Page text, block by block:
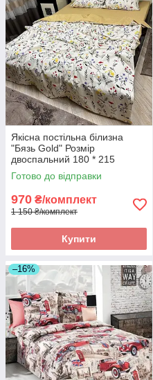
Якісна постільна білизна
"Бязь Gold" Розмір
двоспальний 180 * 215
Готово до відправки
970 ₴/комплект
1 150 ₴/комплект
Купити
–16%